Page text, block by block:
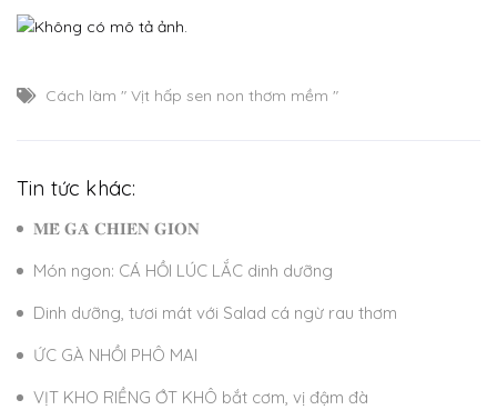
Cách làm " Vịt hấp sen non thơm mềm "
Tin tức khác:
𝐌𝐄̂̀ 𝐆𝐀̀ 𝐂𝐇𝐈𝐄̂𝐍 𝐆𝐈𝐎̀𝐍
Món ngon: CÁ HỒI LÚC LẮC dinh dưỡng
Dinh dưỡng, tươi mát với Salad cá ngừ rau thơm
ỨC GÀ NHỒI PHÔ MAI
VỊT KHO RIỀNG ỚT KHÔ bắt cơm, vị đậm đà